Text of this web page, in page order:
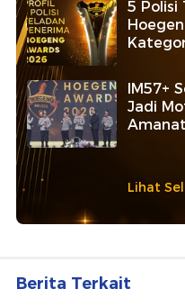
5 Polisi
IM57+
Jadi
Lihat
Berita Terkait